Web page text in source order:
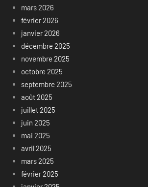
mars 2026
février 2026
janvier 2026
décembre 2025
novembre 2025
octobre 2025
septembre 2025
août 2025
juillet 2025
juin 2025
mai 2025
avril 2025
mars 2025
février 2025